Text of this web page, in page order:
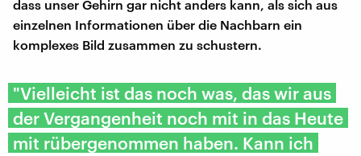
dass unser Gehirn gar nicht anders kann, als sich aus
einzelnen Informationen über die Nachbarn ein
komplexes Bild zusammen zu schustern.
"Vielleicht ist das noch was, das wir aus
der Vergangenheit noch mit in das Heute
mit rübergenommen haben. Kann ich